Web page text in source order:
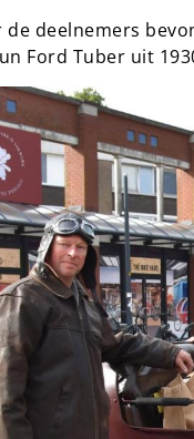
de deelnemers
Ford Tuber uit